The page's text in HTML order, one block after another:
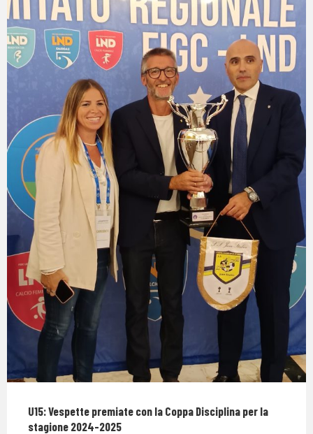
U15: Vespette premiate con la Coppa Disciplina per la
stagione 2024-2025